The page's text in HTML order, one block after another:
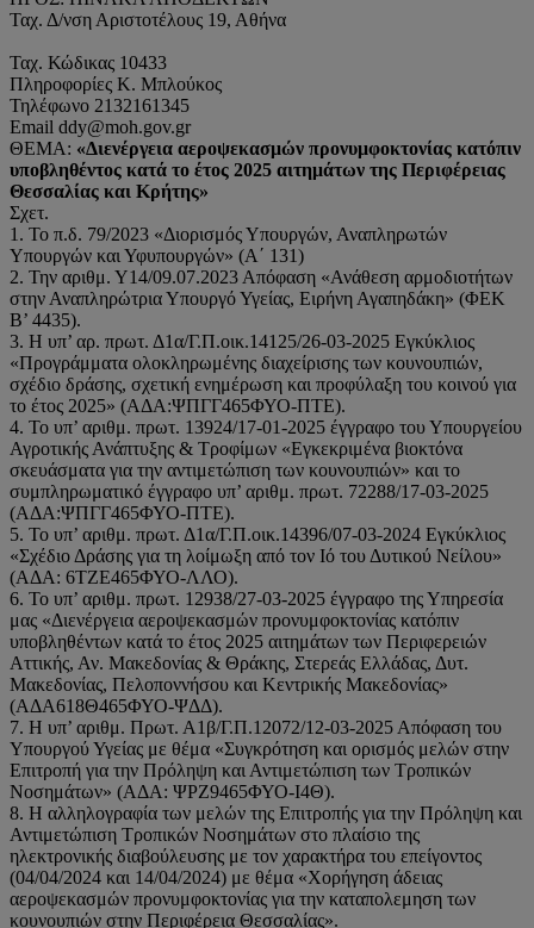
Ταχ. Δ/νση Αριστοτέλους 19, Αθήνα
Ταχ. Κώδικας 10433
Πληροφορίες Κ. Μπλούκος
Τηλέφωνο 2132161345
Email ddy@moh.gov.gr
ΘΕΜΑ: «Διενέργεια αεροψεκασμών προνυμφοκτονίας κατόπιν
υποβληθέντος κατά το έτος 2025 αιτημάτων της Περιφέρειας
Θεσσαλίας και Κρήτης»
Σχετ.
1. Το π.δ. 79/2023 «Διορισμός Υπουργών, Αναπληρωτών
Υπουργών και Υφυπουργών» (Α΄ 131)
2. Την αριθμ. Υ14/09.07.2023 Απόφαση «Ανάθεση αρμοδιοτήτων
στην Αναπληρώτρια Υπουργό Υγείας, Ειρήνη Αγαπηδάκη» (ΦΕΚ
Β’ 4435).
3. Η υπ’ αρ. πρωτ. Δ1α/Γ.Π.οικ.14125/26-03-2025 Εγκύκλιος
«Προγράμματα ολοκληρωμένης διαχείρισης των κουνουπιών,
σχέδιο δράσης, σχετική ενημέρωση και προφύλαξη του κοινού για
το έτος 2025» (ΑΔΑ:ΨΠΓΓ465ΦΥΟ-ΠΤΕ).
4. Το υπ’ αριθμ. πρωτ. 13924/17-01-2025 έγγραφο του Υπουργείου
Αγροτικής Ανάπτυξης & Τροφίμων «Εγκεκριμένα βιοκτόνα
σκευάσματα για την αντιμετώπιση των κουνουπιών» και το
συμπληρωματικό έγγραφο υπ’ αριθμ. πρωτ. 72288/17-03-2025
(ΑΔΑ:ΨΠΓΓ465ΦΥΟ-ΠΤΕ).
5. Το υπ’ αριθμ. πρωτ. Δ1α/Γ.Π.οικ.14396/07-03-2024 Εγκύκλιος
«Σχέδιο Δράσης για τη λοίμωξη από τον Ιό του Δυτικού Νείλου»
(ΑΔΑ: 6ΤΖΕ465ΦΥΟ-ΛΛΟ).
6. Το υπ’ αριθμ. πρωτ. 12938/27-03-2025 έγγραφο της Υπηρεσία
μας «Διενέργεια αεροψεκασμών προνυμφοκτονίας κατόπιν
υποβληθέντων κατά το έτος 2025 αιτημάτων των Περιφερειών
Αττικής, Αν. Μακεδονίας & Θράκης, Στερεάς Ελλάδας, Δυτ.
Μακεδονίας, Πελοποννήσου και Κεντρικής Μακεδονίας»
(ΑΔΑ618Θ465ΦΥΟ-ΨΔΔ).
7. Η υπ’ αριθμ. Πρωτ. Α1β/Γ.Π.12072/12-03-2025 Απόφαση του
Υπουργού Υγείας με θέμα «Συγκρότηση και ορισμός μελών στην
Επιτροπή για την Πρόληψη και Αντιμετώπιση των Τροπικών
Νοσημάτων» (ΑΔΑ: ΨΡΖ9465ΦΥΟ-Ι4Θ).
8. Η αλληλογραφία των μελών της Επιτροπής για την Πρόληψη και
Αντιμετώπιση Τροπικών Νοσημάτων στο πλαίσιο της
ηλεκτρονικής διαβούλευσης με τον χαρακτήρα του επείγοντος
(04/04/2024 και 14/04/2024) με θέμα «Χορήγηση άδειας
αεροψεκασμών προνυμφοκτονίας για την καταπολεμηση των
κουνουπιών στην Περιφέρεια Θεσσαλίας».